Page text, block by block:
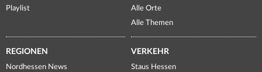
Playlist
Alle Orte
Alle Themen
REGIONEN
Nordhessen News
VERKEHR
Staus Hessen